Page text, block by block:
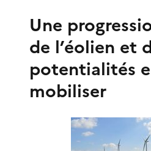
Une
de l’éolien et
potentialités
mobiliser